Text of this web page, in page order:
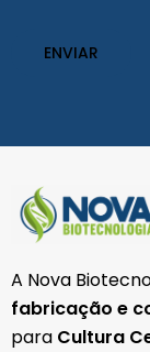
A Nova
fabricação e
para Cultura